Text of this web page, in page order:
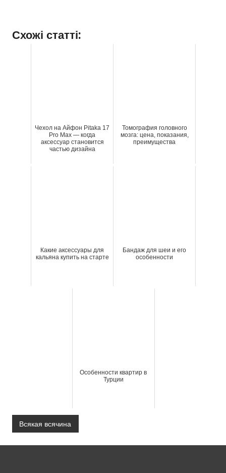
Схожі статті:
Чехол на Айфон Pitaka 17
Pro Max — когда
аксессуар становится
частью дизайна
Томография головного
мозга: цена, показания,
преимущества
Какие аксессуары для
кальяна купить на старте
Бандаж для шеи и его
особенности
Особенности квартир в
Турции
Всякая всячина